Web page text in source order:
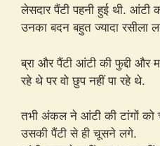
लेसदार पैंटी पहनी हुई थी. आंटी
उनका बदन बहुत ज्यादा रसीला
ब्रा और पैंटी आंटी की फुद्दी और
रहे थे पर वो छुप नहीं पा रहे थे.
तभी अंकल ने आंटी की टांगों को
उसकी पैंटी से ही चूसने लगे.